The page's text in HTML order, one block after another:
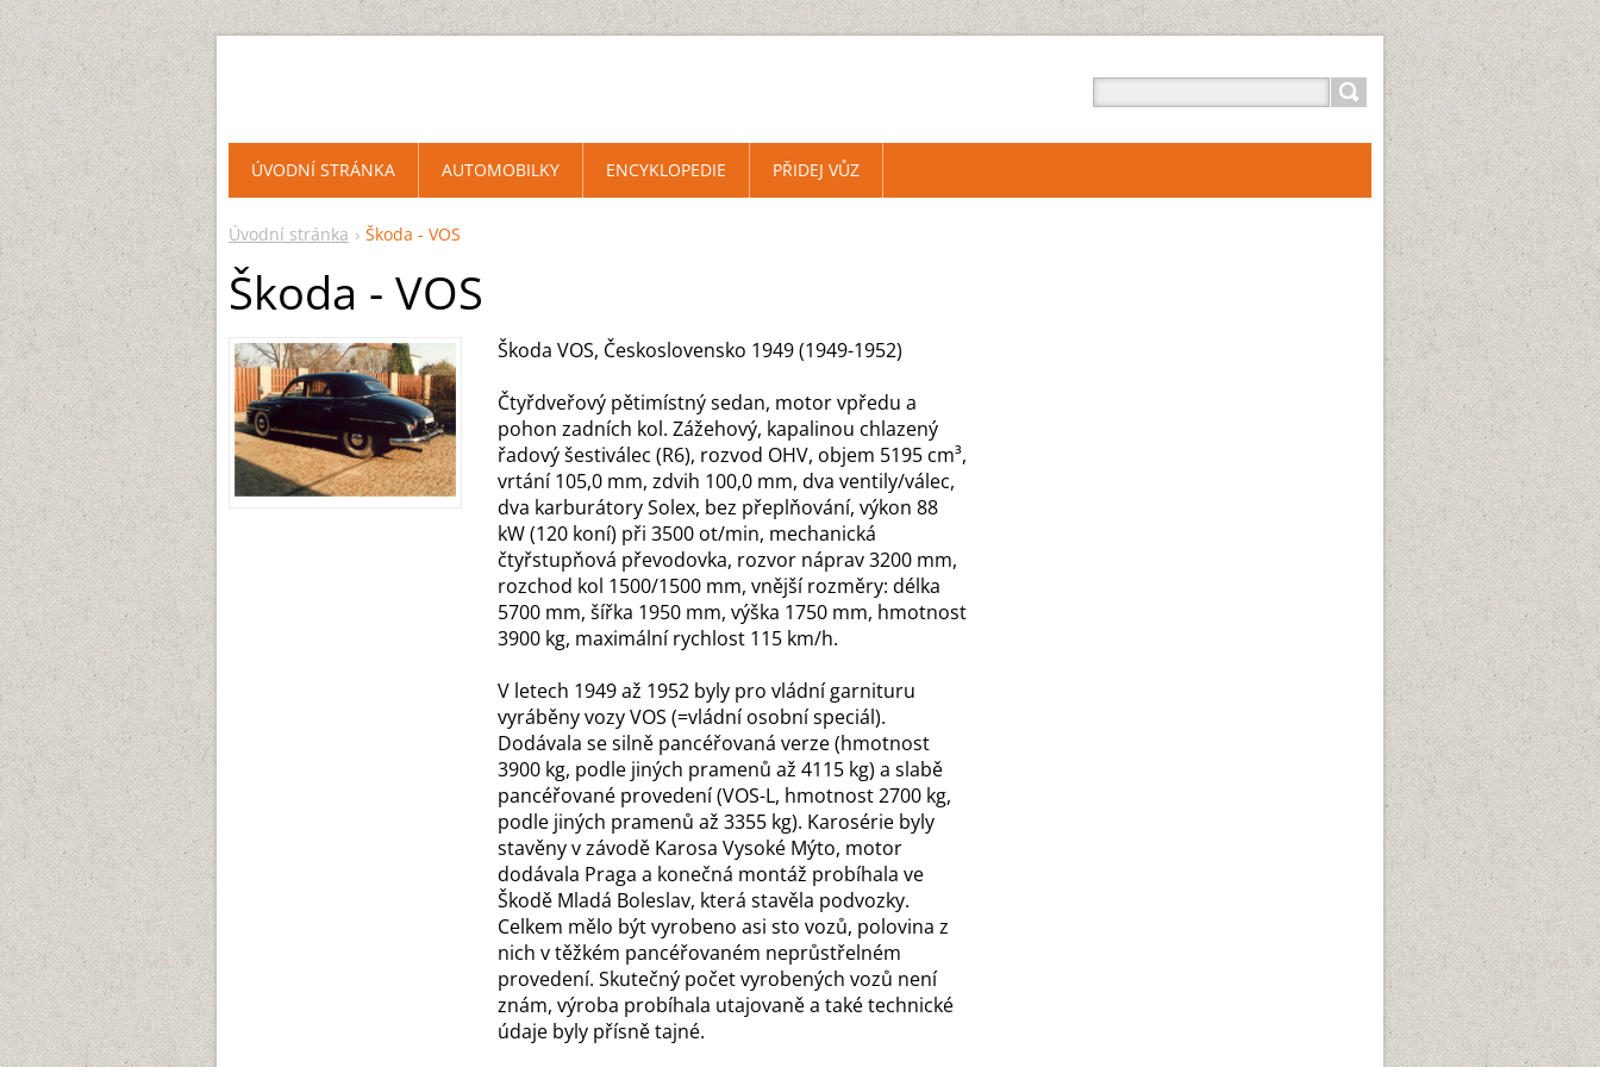
Úvodní stránka Škoda - VOS
Škoda - VOS
Škoda VOS, Československo 1949 (1949-1952)
Čtyřdveřový pětimístný sedan, motor vpředu a
pohon zadních kol. Zážehový, kapalinou chlazený
řadový šestiválec (R6), rozvod OHV, objem 5195 cm³,
vrtání 105,0 mm, zdvih 100,0 mm, dva ventily/válec,
dva karburátory Solex, bez přeplňování, výkon 88
kW (120 koní) při 3500 ot/min, mechanická
čtyřstupňová převodovka, rozvor náprav 3200 mm,
rozchod kol 1500/1500 mm, vnější rozměry: délka
5700 mm, šířka 1950 mm, výška 1750 mm, hmotnost
3900 kg, maximální rychlost 115 km/h.
V letech 1949 až 1952 byly pro vládní garnituru
vyráběny vozy VOS (=vládní osobní speciál).
Dodávala se silně pancéřovaná verze (hmotnost
3900 kg, podle jiných pramenů až 4115 kg) a slabě
pancéřované provedení (VOS-L, hmotnost 2700 kg,
podle jiných pramenů až 3355 kg). Karosérie byly
stavěny v závodě Karosa Vysoké Mýto, motor
dodávala Praga a konečná montáž probíhala ve
Škodě Mladá Boleslav, která stavěla podvozky.
Celkem mělo být vyrobeno asi sto vozů, polovina z
nich v těžkém pancéřovaném neprůstřelném
provedení. Skutečný počet vyrobených vozů není
znám, výroba probíhala utajovaně a také technické
údaje byly přísně tajné.
ÚVODNÍ STRÁNKA AUTOMOBILKY ENCYKLOPEDIE PŘIDEJ VŮZ